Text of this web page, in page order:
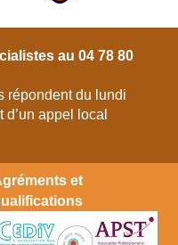
au 04 78 80
répondent du lundi
appel local
et